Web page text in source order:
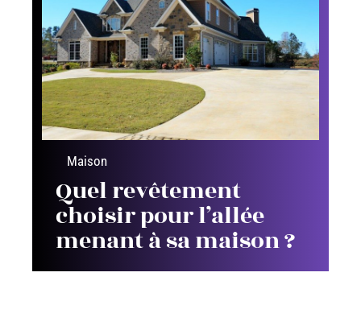
Maison
Quel revêtement
choisir pour l’allée
menant à sa maison ?